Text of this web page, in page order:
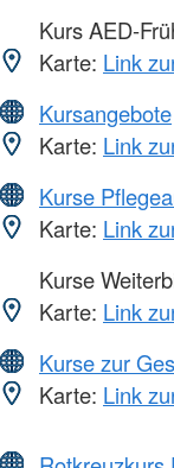
Kurs AED-
Karte: Link
Kursangebote
Karte: Link
Kurse
Karte: Link
Kurse
Karte: Link
Kurse zur
Karte: Link